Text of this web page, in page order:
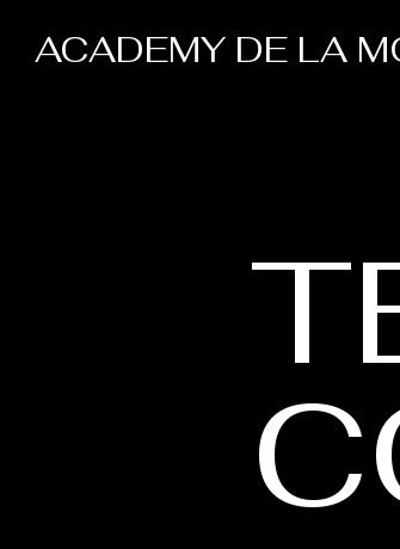
ACADEMY DE LA